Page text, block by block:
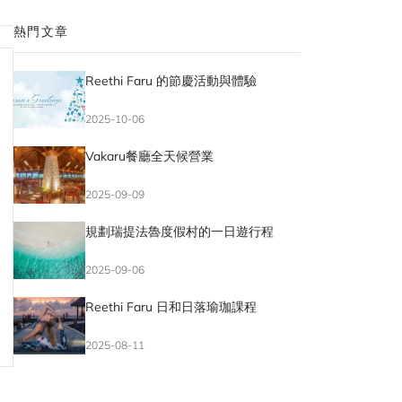
熱門文章
Reethi Faru 的節慶活動與體驗
2025-10-06
Vakaru餐廳全天候營業
2025-09-09
規劃瑞提法魯度假村的一日遊行程
2025-09-06
Reethi Faru 日和日落瑜珈課程
2025-08-11